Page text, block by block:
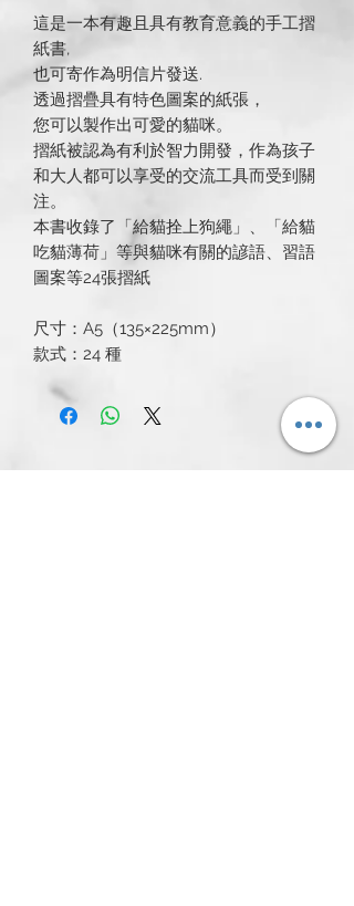
這是一本有趣且具有教育意義的手工摺
紙書,
也可寄作為明信片發送.
透過摺疊具有特色圖案的紙張，
您可以製作出可愛的貓咪。
摺紙被認為有利於智力開發，作為孩子
和大人都可以享受的交流工具而受到關
注。
本書收錄了「給貓拴上狗繩」、「給貓
吃貓薄荷」等與貓咪有關的諺語、習語
圖案等24張摺紙
尺寸：A5（135×225mm）
款式：24 種